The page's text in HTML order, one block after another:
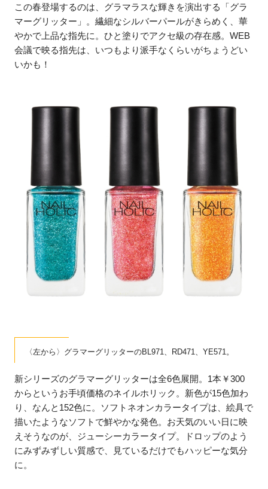
この春登場するのは、グラマラスな輝きを演出する「グラ
マーグリッター」。繊細なシルバーパールがきらめく、華
やかで上品な指先に。ひと塗りでアクセ級の存在感。WEB
会議で映る指先は、いつもより派手なくらいがちょうどい
いかも！
〈左から〉グラマーグリッターのBL971、RD471、YE571。
新シリーズのグラマーグリッターは全6色展開。1本￥300
からというお手頃価格のネイルホリック。新色が15色加わ
り、なんと152色に。ソフトネオンカラータイプは、絵具で
描いたようなソフトで鮮やかな発色。お天気のいい日に映
えそうなのが、ジューシーカラータイプ。ドロップのよう
にみずみずしい質感で、見ているだけでもハッピーな気分
に。